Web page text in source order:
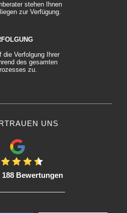
stehen Ihnen
zur Verfügung.
die Verfolgung Ihrer
des gesamten
zu.
UNS
188 Bewertungen